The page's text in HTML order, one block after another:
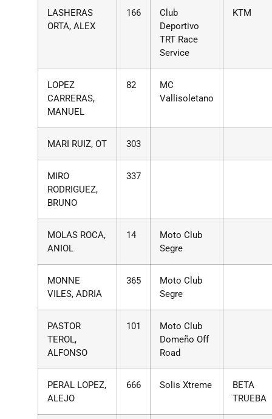
LASHERAS
ORTA, ALEX
166
Club
Deportivo
TRT Race
Service
KTM
LOPEZ
CARRERAS,
MANUEL
82
MC
Vallisoletano
MARI RUIZ, OT 303
MIRO
RODRIGUEZ,
BRUNO
337
MOLAS ROCA,
ANIOL
14
Moto Club
Segre
MONNE
VILES, ADRIA
365
Moto Club
Segre
PASTOR
TEROL,
ALFONSO
101
Moto Club
Domeño Off
Road
PERAL LOPEZ,
ALEJO
666 Solis Xtreme
BETA
TRUEBA